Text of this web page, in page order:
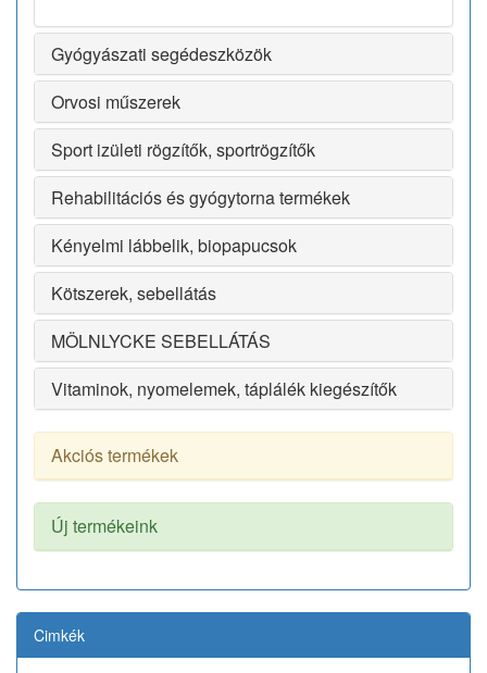
Gyógyászati segédeszközök
Orvosi műszerek
Sport izületi rögzítők, sportrögzítők
Rehabilitációs és gyógytorna termékek
Kényelmi lábbelik, biopapucsok
Kötszerek, sebellátás
MÖLNLYCKE SEBELLÁTÁS
Vitaminok, nyomelemek, táplálék kiegészítők
Akciós termékek
Új termékeink
Cimkék